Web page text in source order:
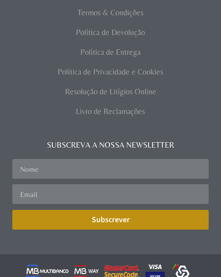
Termos & Condições
Política de Devolução
Política de Entrega
Política de Privacidade e Cookies
Resolução de Litígios Online
Livro de Reclamações
SUBSCREVA A NOSSA NEWSLETTER
Subscrever